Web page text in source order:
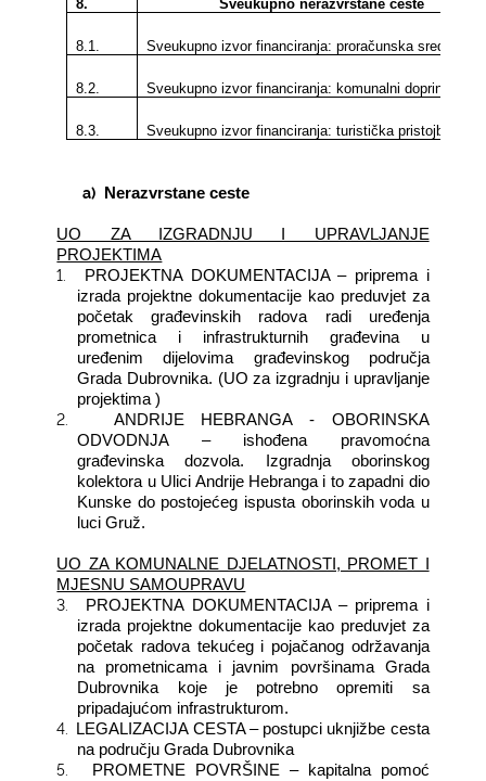
8. Sveukupno nerazvrstane ceste
8.1. Sveukupno izvor financiranja: proračunska sredstva
8.2. Sveukupno izvor financiranja: komunalni doprinos
8.3. Sveukupno izvor financiranja: turistička pristojba
a) Nerazvrstane ceste
UO ZA IZGRADNJU I UPRAVLJANJE
PROJEKTIMA
1.
PROJEKTNA DOKUMENTACIJA – priprema i
izrada projektne dokumentacije kao preduvjet za
početak građevinskih radova radi uređenja
prometnica i infrastrukturnih građevina u
uređenim dijelovima građevinskog područja
Grada Dubrovnika. (UO za izgradnju i upravljanje
projektima )
2.
ANDRIJE HEBRANGA - OBORINSKA
ODVODNJA – ishođena pravomoćna
građevinska dozvola. Izgradnja oborinskog
kolektora u Ulici Andrije Hebranga i to zapadni dio
Kunske do postojećeg ispusta oborinskih voda u
luci Gruž.
UO ZA KOMUNALNE DJELATNOSTI, PROMET I
MJESNU SAMOUPRAVU
3.
PROJEKTNA DOKUMENTACIJA – priprema i
izrada projektne dokumentacije kao preduvjet za
početak radova tekućeg i pojačanog održavanja
na prometnicama i javnim površinama Grada
Dubrovnika koje je potrebno opremiti sa
pripadajućom infrastrukturom.
4.
LEGALIZACIJA CESTA – postupci uknjižbe cesta
na području Grada Dubrovnika
5.
PROMETNE POVRŠINE – kapitalna pomoć